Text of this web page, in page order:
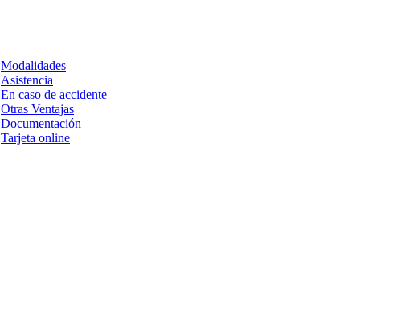
Modalidades
Asistencia
En caso de accidente
Otras Ventajas
Documentación
Tarjeta online